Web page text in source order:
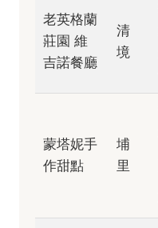
老英格蘭
莊園 維
吉諾餐廳
清
境
蒙塔妮手
作甜點
埔
里